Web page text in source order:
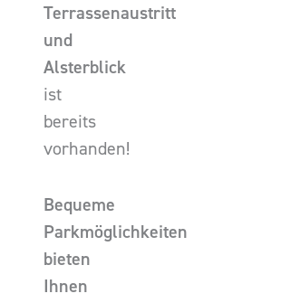
Terrassenaustritt
und
Alsterblick
ist
bereits
vorhanden!
Bequeme
Parkmöglichkeiten
bieten
Ihnen